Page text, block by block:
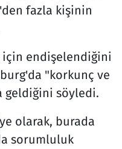
fazla kişinin
için endişelendiğini
"korkunç ve
geldiğini söyledi.
olarak, burada
sorumluluk